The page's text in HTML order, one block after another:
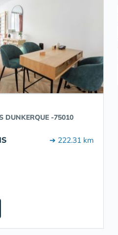
DUNKERQUE -75010
➔ 222.31 km